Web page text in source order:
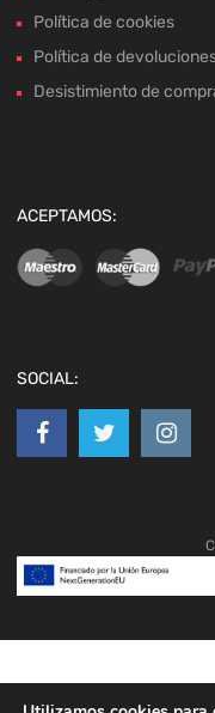
Política de cookies
Política de
Desistimiento de
ACEPTAMOS:
SOCIAL: